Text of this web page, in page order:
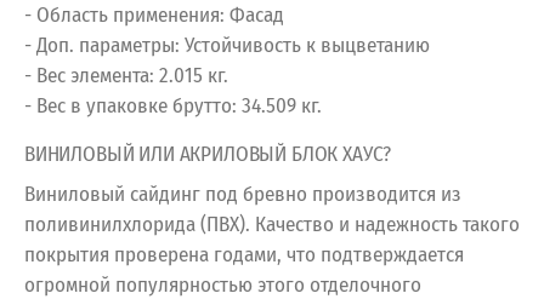
- Область применения: Фасад
- Доп. параметры: Устойчивость к выцветанию
- Вес элемента: 2.015 кг.
- Вес в упаковке брутто: 34.509 кг.
ВИНИЛОВЫЙ ИЛИ АКРИЛОВЫЙ БЛОК ХАУС?
Виниловый сайдинг под бревно производится из
поливинилхлорида (ПВХ). Качество и надежность такого
покрытия проверена годами, что подтверждается
огромной популярностью этого отделочного